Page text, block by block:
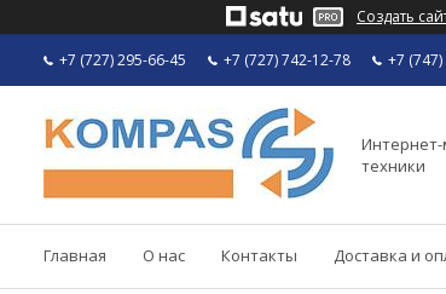
Создать
+7 (727) 295-66-45 +7 (727) 742-12-78 +7
техники
Главная О нас Контакты Доставка и